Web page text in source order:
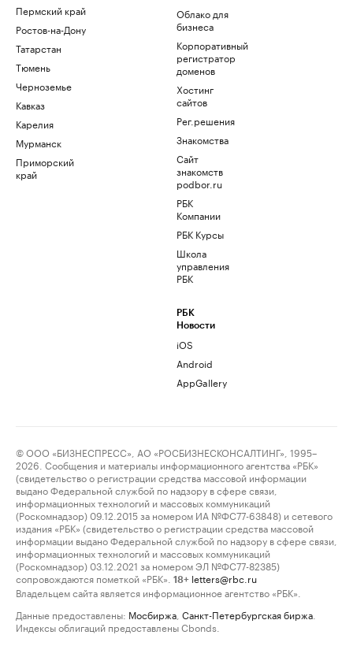
Пермский край
Ростов-на-Дону
Татарстан
Тюмень
Черноземье
Кавказ
Карелия
Мурманск
Приморский
край
Облако для
бизнеса
Корпоративный
регистратор
доменов
Хостинг
сайтов
Рег.решения
Знакомства
Сайт
знакомств
podbor.ru
РБК
Компании
РБК Курсы
Школа
управления
РБК
РБК
Новости
iOS
Android
AppGallery
© ООО «БИЗНЕСПРЕСС», АО «РОСБИЗНЕСКОНСАЛТИНГ», 1995–
2026. Сообщения и материалы информационного агентства «РБК»
(свидетельство о регистрации средства массовой информации
выдано Федеральной службой по надзору в сфере связи,
информационных технологий и массовых коммуникаций
(Роскомнадзор) 09.12.2015 за номером ИА №ФС77-63848) и сетевого
издания «РБК» (свидетельство о регистрации средства массовой
информации выдано Федеральной службой по надзору в сфере связи,
информационных технологий и массовых коммуникаций
(Роскомнадзор) 03.12.2021 за номером ЭЛ №ФС77-82385)
сопровождаются пометкой «РБК».
18+ letters@rbc.ru
Владельцем сайта является информационное агентство «РБК».
Данные предоставлены: Мосбиржа Санкт-Петербургская биржа
Индексы облигаций предоставлены Cbonds.